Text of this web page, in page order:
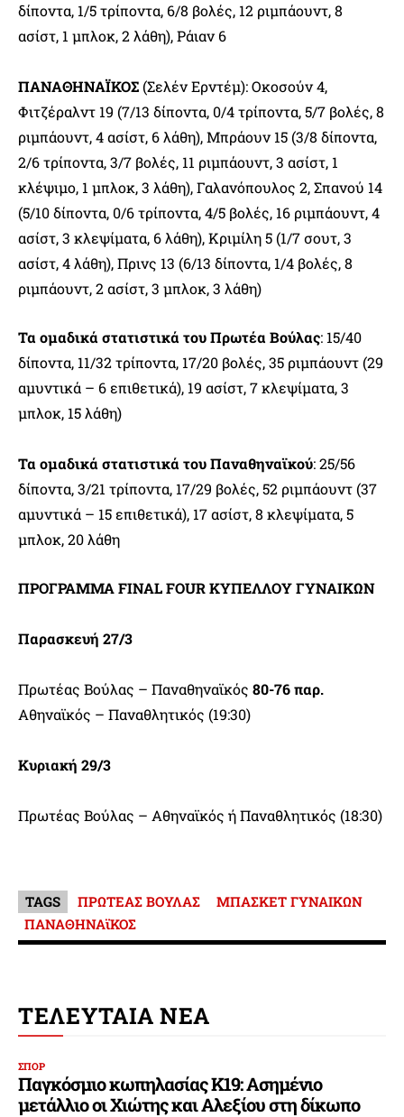
δίποντα, 1/5 τρίποντα, 6/8 βολές, 12 ριμπάουντ, 8
ασίστ, 1 μπλοκ, 2 λάθη), Ράιαν 6
ΠΑΝΑΘΗΝΑΪΚΟΣ(Σελέν Ερντέμ): Οκοσούν 4,
Φιτζέραλντ 19 (7/13 δίποντα, 0/4 τρίποντα, 5/7 βολές, 8
ριμπάουντ, 4 ασίστ, 6 λάθη), Μπράουν 15 (3/8 δίποντα,
2/6 τρίποντα, 3/7 βολές, 11 ριμπάουντ, 3 ασίστ, 1
κλέψιμο, 1 μπλοκ, 3 λάθη), Γαλανόπουλος 2, Σπανού 14
(5/10 δίποντα, 0/6 τρίποντα, 4/5 βολές, 16 ριμπάουντ, 4
ασίστ, 3 κλεψίματα, 6 λάθη), Κριμίλη 5 (1/7 σουτ, 3
ασίστ, 4 λάθη), Πρινς 13 (6/13 δίποντα, 1/4 βολές, 8
ριμπάουντ, 2 ασίστ, 3 μπλοκ, 3 λάθη)
Τα ομαδικά στατιστικά του Πρωτέα Βούλας: 15/40
δίποντα, 11/32 τρίποντα, 17/20 βολές, 35 ριμπάουντ (29
αμυντικά – 6 επιθετικά), 19 ασίστ, 7 κλεψίματα, 3
μπλοκ, 15 λάθη)
Τα ομαδικά στατιστικά του Παναθηναϊκού: 25/56
δίποντα, 3/21 τρίποντα, 17/29 βολές, 52 ριμπάουντ (37
αμυντικά – 15 επιθετικά), 17 ασίστ, 8 κλεψίματα, 5
μπλοκ, 20 λάθη
ΠΡΟΓΡΑΜΜΑ FINAL FOUR ΚΥΠΕΛΛΟΥ ΓΥΝΑΙΚΩΝ
Παρασκευή 27/3
Πρωτέας Βούλας – Παναθηναϊκός 80-76παρ.
Αθηναϊκός – Παναθλητικός (19:30)
Κυριακή 29/3
Πρωτέας Βούλας – Αθηναϊκός ή Παναθλητικός (18:30)
TAGS ΠΡΩΤΕΑΣ ΒΟΥΛΑΣ
ΜΠΑΣΚΕΤ ΓΥΝΑΙΚΩΝ
ΠΑΝΑΘΗΝΑϊΚΟΣ
ΤΕΛΕΥΤΑΙΑ ΝΕΑ
ΣΠΟΡ
Παγκόσμιο κωπηλασίας Κ19: Ασημένιο
μετάλλιο οι Χιώτης και Αλεξίου στη δίκωπο